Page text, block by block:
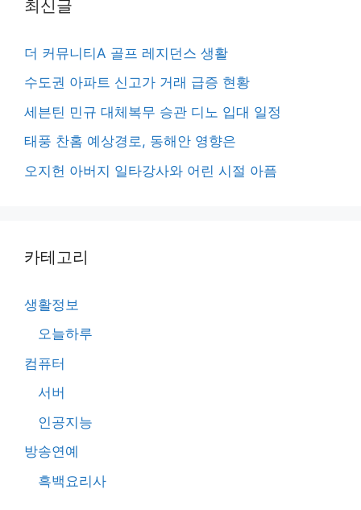
최신글
더 커뮤니티A 골프 레지던스 생활
수도권 아파트 신고가 거래 급증 현황
세븐틴 민규 대체복무 승관 디노 입대 일정
태풍 찬홈 예상경로, 동해안 영향은
오지헌 아버지 일타강사와 어린 시절 아픔
카테고리
생활정보
오늘하루
컴퓨터
서버
인공지능
방송연예
흑백요리사